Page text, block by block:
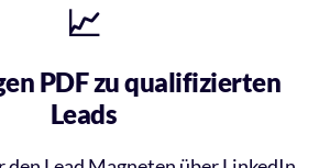
📈
PDF zu qualifizierten
Leads